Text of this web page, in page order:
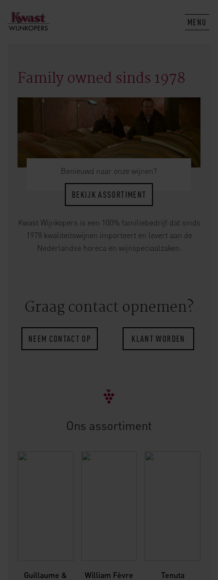
MENU
Family owned sinds 1978
Benieuwd naar onze wijnen?
BEKIJK ASSORTIMENT
Kwast Wijnkopers is een 100% familiebedrijf dat sinds
1978 kwaliteitswijnen importeert en levert aan de
Nederlandse horeca en wijnspeciaalzaken.
Graag contact opnemen?
NEEM CONTACT OP KLANT WORDEN
Ons assortiment
Guillaume &
William Fèvre
Tenuta